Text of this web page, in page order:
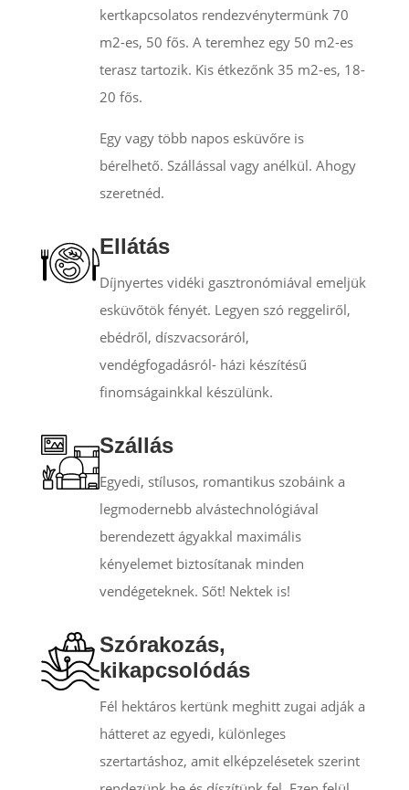
kertkapcsolatos rendezvénytermünk 70
m2-es, 50 fős. A teremhez egy 50 m2-es
terasz tartozik. Kis étkezőnk 35 m2-es, 18-
20 fős.
Egy vagy több napos esküvőre is
bérelhető. Szállással vagy anélkül. Ahogy
szeretnéd.
Ellátás
Díjnyertes vidéki gasztronómiával emeljük
esküvőtök fényét. Legyen szó reggeliről,
ebédről, díszvacsoráról,
vendégfogadásról- házi készítésű
finomságainkkal készülünk.
Szállás
Egyedi, stílusos, romantikus szobáink a
legmodernebb alvástechnológiával
berendezett ágyakkal maximális
kényelemet biztosítanak minden
vendégeteknek. Sőt! Nektek is!
Szórakozás,
kikapcsolódás
Fél hektáros kertünk meghitt zugai adják a
hátteret az egyedi, különleges
szertartáshoz, amit elképzelésetek szerint